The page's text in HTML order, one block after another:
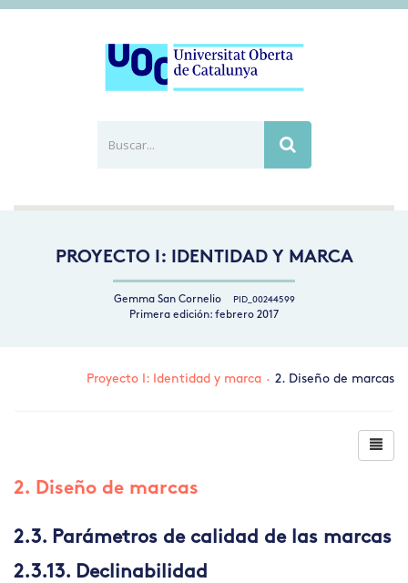
PROYECTO I: IDENTIDAD Y MARCA
Gemma San Cornelio PID_00244599
Primera edición: febrero 2017
Proyecto I: Identidad y marca · 2. Diseño de marcas
2. Diseño de marcas
2.3. Parámetros de calidad de las marcas
2.3.13. Declinabilidad